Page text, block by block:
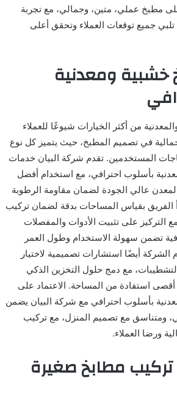
مطبخ عملي، متين، وجمالي، مع تجربة
جميع توقعات العملاء وتحقق أعلى
خشبية ومعدنية
من أكثر الخيارات شيوعًا للعملاء
في تصميم المطبخ، حيث يتميز كل نوع
المستخدمين. تقدم شركة البيان خدمات
بأسلوب احترافي، مع استخدام أفضل
عالي الجودة لضمان مقاومة الرطوبة
الفريق بقياس المساحات بدقة لضمان تركيب
التركيز على تثبيت الأدوات والمفصلات
تضمن سهولة الاستخدام وطول العمر
الشركة أيضًا استشارات تصميمية لاختيار
مع دمج حلول التخزين الذكي
أقصى استفادة من المساحة. الاعتماد على
بأسلوب احترافي مع شركة البيان يضمن
ومتناسق مع تصميم المنزل، مع تركيب
ورضا العملاء.
مطابخ صغيرة